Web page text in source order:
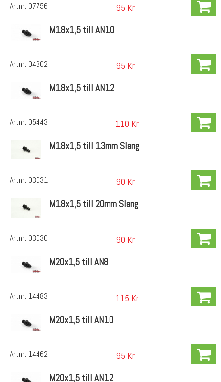
Artnr: 07756 95 Kr
Artnr: 04802
M18x1,5 till AN10
95 Kr
Artnr: 05443
M18x1,5 till AN12
110 Kr
Artnr: 03031
M18x1,5 till 13mm Slang
90 Kr
Artnr: 03030
M18x1,5 till 20mm Slang
90 Kr
Artnr: 14483
M20x1,5 till AN8
115 Kr
Artnr: 14462
M20x1,5 till AN10
95 Kr
M20x1,5 till AN12